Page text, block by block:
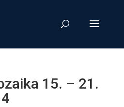
15. – 21.